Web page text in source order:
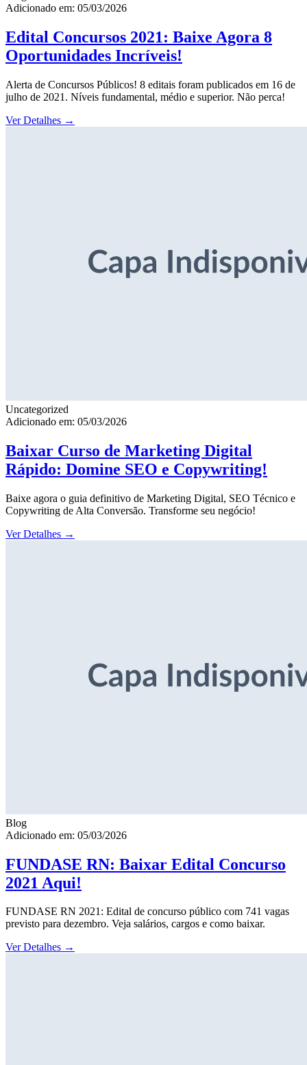
Adicionado em: 05/03/2026
Edital Concursos 2021: Baixe Agora 8
Oportunidades Incríveis!
Alerta de Concursos Públicos! 8 editais foram publicados em 16 de
julho de 2021. Níveis fundamental, médio e superior. Não perca!
Ver Detalhes →
Uncategorized
Adicionado em: 05/03/2026
Baixar Curso de Marketing Digital
Rápido: Domine SEO e Copywriting!
Baixe agora o guia definitivo de Marketing Digital, SEO Técnico e
Copywriting de Alta Conversão. Transforme seu negócio!
Ver Detalhes →
Blog
Adicionado em: 05/03/2026
FUNDASE RN: Baixar Edital Concurso
2021 Aqui!
FUNDASE RN 2021: Edital de concurso público com 741 vagas
previsto para dezembro. Veja salários, cargos e como baixar.
Ver Detalhes →